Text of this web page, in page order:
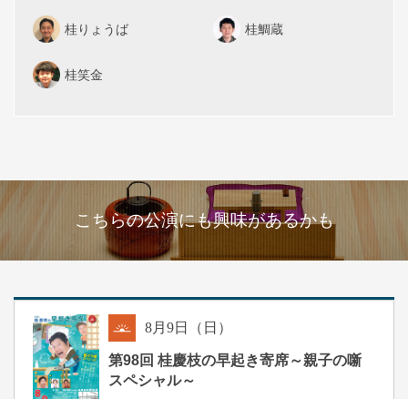
桂りょうば 桂鯛蔵
桂笑金
こちらの公演にも興味があるかも
8月9日（日）
第98回 桂慶枝の早起き寄席～親子の噺
スペシャル～